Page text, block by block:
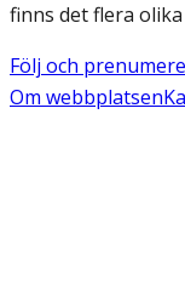
finns det flera
Följ och
Om webbplatsen